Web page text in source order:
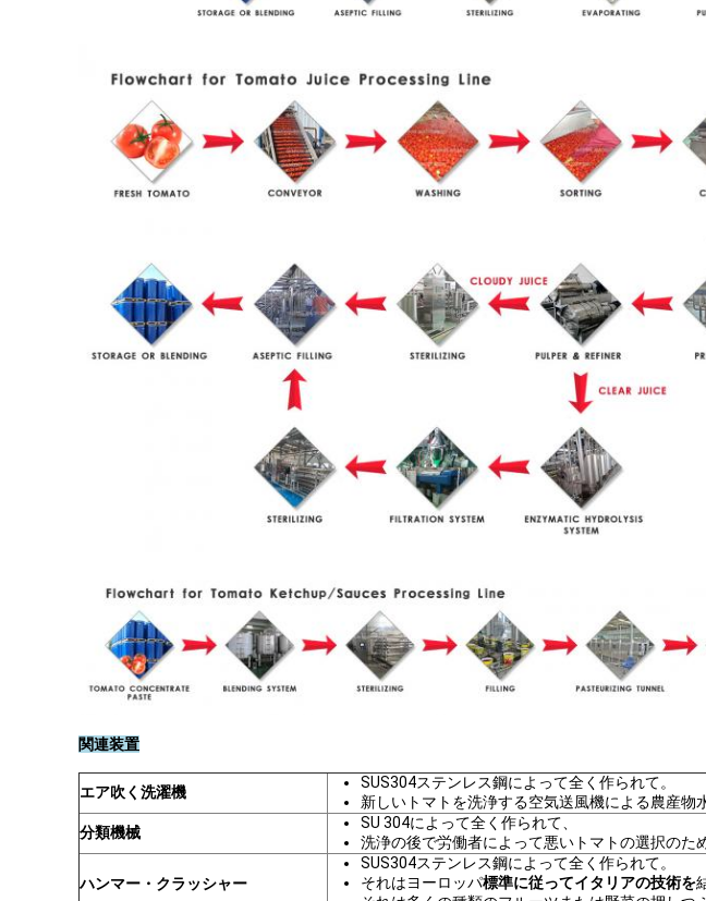
関連装置
エア吹く洗濯機
SUS304ステンレス鋼によって全く作られて。
新しいトマトを洗浄する空気送風機による農産物
分類機械
SU 304によって全く作られて、
洗浄の後で労働者によって悪いトマトの選択のた
ハンマー・クラッシャー
SUS304ステンレス鋼によって全く作られて。
それはヨーロッパ標準に従ってイタリアの技術を